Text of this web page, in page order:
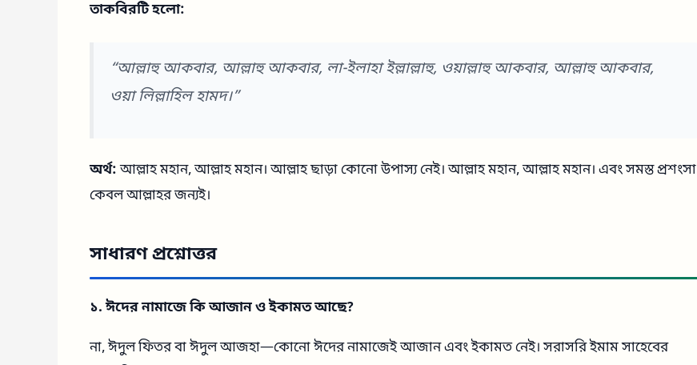
তাকবিরটি হলো:
“আল্লাহু আকবার, আল্লাহু আকবার, লা-ইলাহা ইল্লাল্লাহু, ওয়াল্লাহু আকবার, আল্লাহু আকবার,
ওয়া লিল্লাহিল হামদ।”
অর্থ:আল্লাহ মহান, আল্লাহ মহান। আল্লাহ ছাড়া কোনো উপাস্য নেই। আল্লাহ মহান, আল্লাহ মহান। এবং সমস্ত প্রশংসা
কেবল আল্লাহর জন্যই।
সাধারণ প্রশ্নোত্তর
১. ঈদের নামাজে কি আজান ও ইকামত আছে?
না, ঈদুল ফিতর বা ঈদুল আজহা—কোনো ঈদের নামাজেই আজান এবং ইকামত নেই। সরাসরি ইমাম সাহেবের